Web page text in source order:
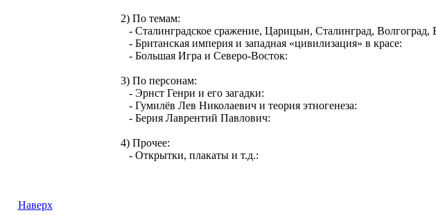
2) По темам:
- Сталинградское сражение, Царицын, Сталинград, Волгоград,
- Британская империя и западная «цивилизация» в красе:
- Большая Игра и Северо-Восток:
3) По персонам:
- Эрнст Генри и его загадки:
- Гумилёв Лев Николаевич и теория этногенеза:
- Берия Лаврентий Павлович:
4) Прочее:
- Открытки, плакаты и т.д.:
Наверх